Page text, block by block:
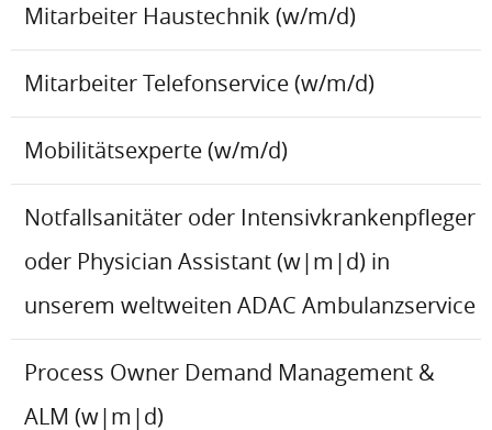
Mitarbeiter Haustechnik (w/m/d)
Mitarbeiter Telefonservice (w/m/d)
Mobilitätsexperte (w/m/d)
Notfallsanitäter oder Intensivkrankenpfleger
oder Physician Assistant (w|m|d) in
unserem weltweiten ADAC Ambulanzservice
Process Owner Demand Management &
ALM (w|m|d)